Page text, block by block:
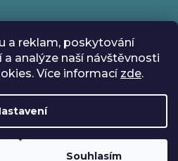
a reklam, poskytování
analýze naší návštěvnosti
Více informací zde.
Souhlasím
že od 17. 7. do 24. 7. včetně
Všechny objednávky
27. 7. :) Přejeme vám krásné
ÚDAJŮ